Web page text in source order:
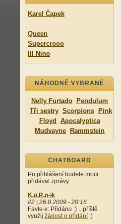
Karel Čapek
Queen
Supercrooo
Ill Nino
NÁHODNĚ VYBRANÉ
Nelly Furtado
Pendulum
Tři sestry Scorpions
Pink
Floyd
Apocalyptica
Mudvayne
Rammstein
CHATBOARD
Po přihlášení budete moci
přidávat zprávy.
K.o.R.n-ik
#2 | 26.8.2009 - 20:16
Favle-x: Přidáno :) ...příště
využij žádost o přidání ;)